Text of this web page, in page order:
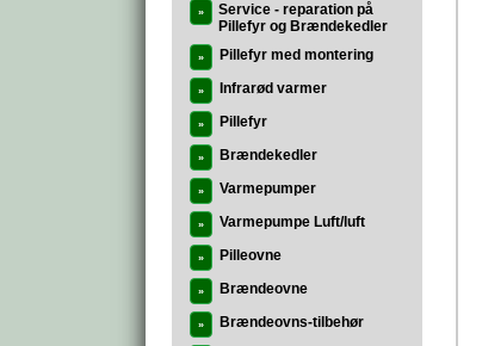
»
Service - reparation på
Pillefyr og Brændekedler
» Pillefyr med montering
» Infrarød varmer
» Pillefyr
» Brændekedler
» Varmepumper
» Varmepumpe Luft/luft
» Pilleovne
» Brændeovne
» Brændeovns-tilbehør